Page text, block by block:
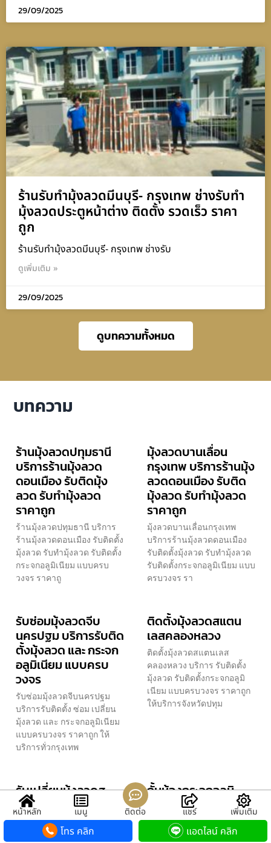
29/09/2025
ร้านรับทำมุ้งลวดมีนบุรี- กรุงเทพ ช่างรับทำ
มุ้งลวดประตูหน้าต่าง ติดตั้ง รวดเร็ว ราคา
ถูก
ร้านรับทำมุ้งลวดมีนบุรี- กรุงเทพ ช่างรับ
ดูเพิ่มเติม »
29/09/2025
ดูบทความทั้งหมด
บทความ
ร้านมุ้งลวดปทุมธานี
บริการร้านมุ้งลวด
ดอนเมือง รับติดมุ้ง
ลวด รับทำมุ้งลวด
ราคาถูก
ร้านมุ้งลวดปทุมธานี บริการ
ร้านมุ้งลวดดอนเมือง รับติดตั้ง
มุ้งลวด รับทำมุ้งลวด รับติดตั้ง
กระจกอลูมิเนียม แบบครบ
วงจร ราคาถู
มุ้งลวดบานเลื่อน
กรุงเทพ บริการร้านมุ้ง
ลวดดอนเมือง รับติด
มุ้งลวด รับทำมุ้งลวด
ราคาถูก
มุ้งลวดบานเลื่อนกรุงเทพ
บริการร้านมุ้งลวดดอนเมือง
รับติดตั้งมุ้งลวด รับทำมุ้งลวด
รับติดตั้งกระจกอลูมิเนียม แบบ
ครบวงจร รา
รับซ่อมมุ้งลวดจีบ
นครปฐม บริการรับติด
ตั้งมุ้งลวด และ กระจก
อลูมิเนียม แบบครบ
วงจร
รับซ่อมมุ้งลวดจีบนครปฐม
บริการรับติดตั้ง ซ่อม เปลี่ยน
มุ้งลวด และ กระจกอลูมิเนียม
แบบครบวงจร ราคาถูก ให้
บริการทั่วกรุงเทพ
ติดตั้งมุ้งลวดสแตน
เลสคลองหลวง
ติดตั้งมุ้งลวดสแตนเลส
คลองหลวง บริการ รับติดตั้ง
มุ้งลวด รับติดตั้งกระจกอลูมิ
เนียม แบบครบวงจร ราคาถูก
ให้บริการจังหวัดปทุม
รับเปลี่ยนมุ้งลวดส
แตนเลสสมุทรสาคร
บริการรับติดตั้งมุ้ง
ลวด และ กระจกอลูมิ
กั้นห้องกระจกอลูมิ
เนียมสายไหม บริการ
ร้านมุ้งลวดดอนเมือง
รับติดมุ้งลวด รับทำมุ้ง
หน้าหลัก เมนู ติดต่อ แชร์ เพิ่มเติม
โทร คลิก แอดไลน์ คลิก